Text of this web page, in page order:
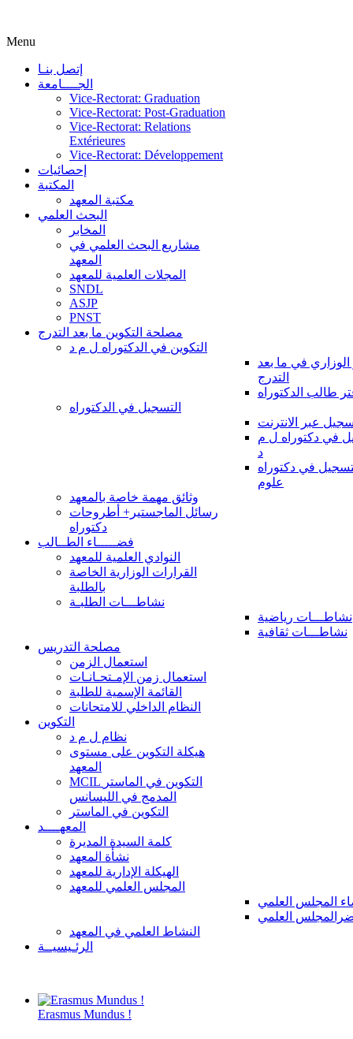
Menu
إتصل بنـا
الجــــامعة
Vice-Rectorat: Graduation
Vice-Rectorat: Post-Graduation
Vice-Rectorat: Relations
Extérieures
Vice-Rectorat: Développement
إحصائيات
المكتبة
مكتبة المعهد
البحث العلمي
المخابر
مشاريع البحث العلمي في
المعهد
المجلات العلمية للمعهد
SNDL
ASJP
PNST
مصلحة التكوين ما بعد التدرج
التكوين في الدكتوراه ل م د
الوزاري في ما بعد
التدرج
طالب الدكتوراه
التسجيل في الدكتوراه
عبر الانترنت
في دكتوراه ل م
د
في دكتوراه
علوم
وثائق مهمة خاصة بالمعهد
رسائل الماجستير+ أطروحات
دكتوراه
فضـــــاء الطــالب
النوادي العلمية للمعهد
القرارات الوزارية الخاصة
بالطلبة
نشاطـــات الطلبـة
نشاطـــات رياضية
نشاطـــات ثقافية
مصلحة التدريس
استعمال الزمن
استعمال زمن الإمـتحـانـات
القائمة الإسمية للطلبة
النظام الداخلي للامتحانات
التكوين
نظام ل م د
هيكلة التكوين على مستوى
المعهد
MCIL التكوين في الماستر
المدمج في الليسانس
التكوين في الماستر
المعهــــد
كلمة السيدة المديرة
نشأة المعهد
الهيكلة الإدارية للمعهد
المجلس العلمي للمعهد
المجلس العلمي
العلمي
النشاط العلمي في المعهد
الرئـيسيــة
Erasmus Mundus !